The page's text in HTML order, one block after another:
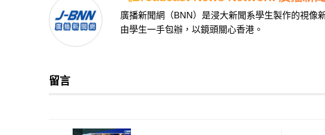
廣播新聞網（BNN）是浸大新聞系學生製作的視像
由學生一手包辦，以鏡頭關心香港。
留言